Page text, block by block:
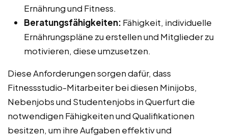
Ernährung und Fitness.
Beratungsfähigkeiten: Fähigkeit, individuelle
Ernährungspläne zu erstellen und Mitglieder zu
motivieren, diese umzusetzen.
Diese Anforderungen sorgen dafür, dass
Fitnessstudio-Mitarbeiter bei diesen Minijobs,
Nebenjobs und Studentenjobs in Querfurt die
notwendigen Fähigkeiten und Qualifikationen
besitzen, um ihre Aufgaben effektiv und